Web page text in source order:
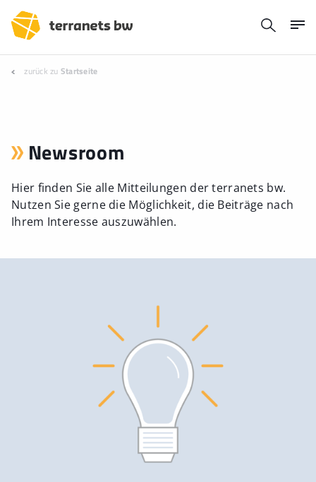
zurück zu Startseite
Newsroom
Hier finden Sie alle Mitteilungen der terranets bw.
Nutzen Sie gerne die Möglichkeit, die Beiträge nach
Ihrem Interesse auszuwählen.